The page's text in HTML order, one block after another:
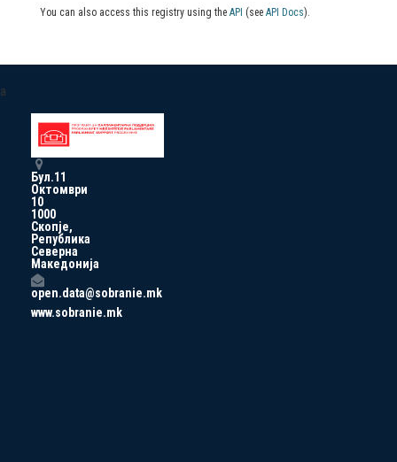
You can also access this registry using the API (see API Docs).
a
Бул.11
Октомври
10
1000
Скопје,
Република
Северна
Македонија
open.data@sobranie.mk
www.sobranie.mk